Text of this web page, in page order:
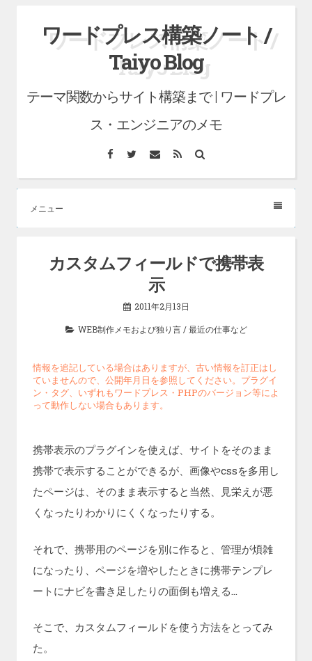
ッ
ワードプレス構築ノート /
Taiyo Blog
テーマ関数からサイト構築まで | ワードプレ
ス・エンジニアのメモ
Facebook
Twitterメ
RSS
メニュー
カスタムフィールドで携帯表
示
2011年2月13日
WEB制作メモおよび独り言/最近の仕事など
情報を追記している場合はありますが、古い情報を訂正はし
ていませんので、公開年月日を参照してください。プラグイ
ン・タグ、いずれもワードプレス・PHPのバージョン等によ
って動作しない場合もあります。
携帯表示のプラグインを使えば、サイトをそのまま
携帯で表示することができるが、画像やcssを多用し
たページは、そのまま表示すると当然、見栄えが悪
くなったりわかりにくくなったりする。
それで、携帯用のページを別に作ると、管理が煩雑
になったり、ページを増やしたときに携帯テンプレ
ートにナビを書き足したりの面倒も増える…
そこで、カスタムフィールドを使う方法をとってみ
た。